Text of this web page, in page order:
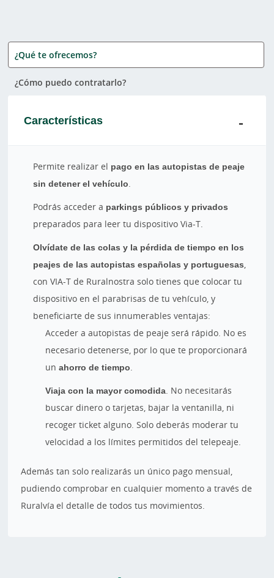
¿Qué te ofrecemos?
¿Cómo puedo contratarlo?
Características
Permite realizar el pago en las autopistas de peaje
sin detener el vehículo.
Podrás acceder a parkings públicos y privados
preparados para leer tu dispositivo Via-T.
Olvídate de las colas y la pérdida de tiempo en los
peajes de las autopistas españolas y portuguesas,
con VIA-T de Ruralnostra solo tienes que colocar tu
dispositivo en el parabrisas de tu vehículo, y
beneficiarte de sus innumerables ventajas:
Acceder a autopistas de peaje será rápido. No es
necesario detenerse, por lo que te proporcionará
unahorro de tiempo.
Viaja con la mayor comodida. No necesitarás
buscar dinero o tarjetas, bajar la ventanilla, ni
recoger ticket alguno. Solo deberás moderar tu
velocidad a los límites permitidos del telepeaje.
Además tan solo realizarás un único pago mensual,
pudiendo comprobar en cualquier momento a través de
Ruralvía el detalle de todos tus movimientos.